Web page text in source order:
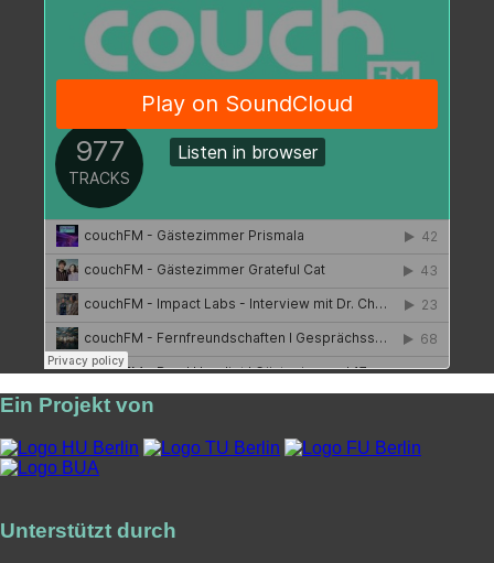
Ein Projekt von
Unterstützt durch